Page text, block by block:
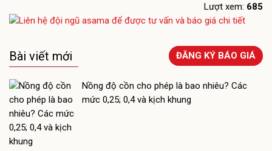
Lượt xem: 685
Bài viết mới ĐĂNG KÝ BÁO GIÁ
Nồng độ cồn cho phép là bao nhiêu? Các
mức 0,25; 0,4 và kịch khung